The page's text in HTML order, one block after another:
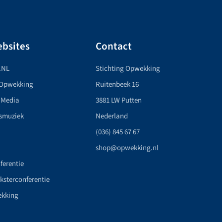
Contact
Stichting Opwekking
Ruitenbeek 16
3881 LW Putten
Nederland
(036) 845 67 67
shop@opwekking.nl